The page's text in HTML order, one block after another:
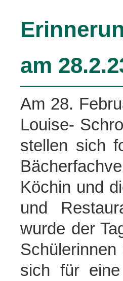
am
Am 28.
Louise-
stellen sich
Köchin und
und
wurde der
sich für